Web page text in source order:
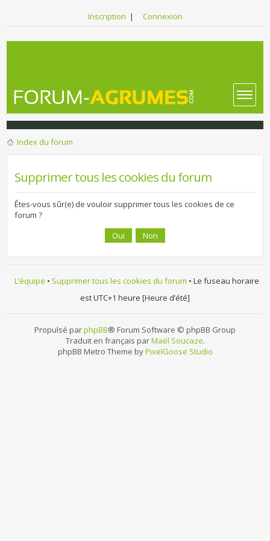
Inscription | Connexion
Index du forum
Supprimer tous les cookies du forum
Êtes-vous sûr(e) de vouloir supprimer tous les cookies de ce
forum ?
L’équipe • Supprimer tous les cookies du forum • Le fuseau horaire
est UTC+1 heure [Heure d’été]
Propulsé parphpBB® Forum Software © phpBB Group
Traduit en français parMaël Soucaze.
phpBB Metro Theme byPixelGoose Studio